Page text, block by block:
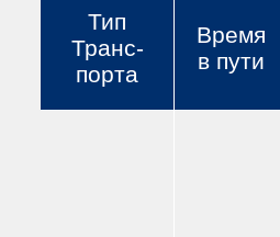
Тип
Транс-
порта
Время
в пути